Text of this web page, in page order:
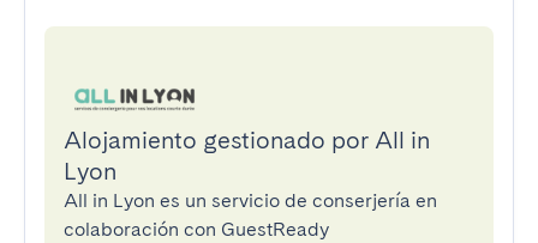
Alojamiento gestionado por All in
Lyon
All in Lyon es un servicio de conserjería en
colaboración con GuestReady